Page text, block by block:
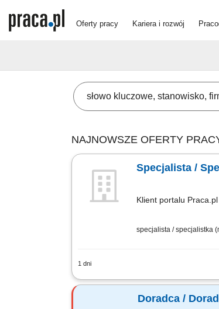
Oferty pracy Kariera i rozwój
NAJNOWSZE OFERTY
Specjalista /
Klient portalu Praca.pl
specjalista / specjalistka
1 dni
Budowanie i rozwijanie
Doradca /